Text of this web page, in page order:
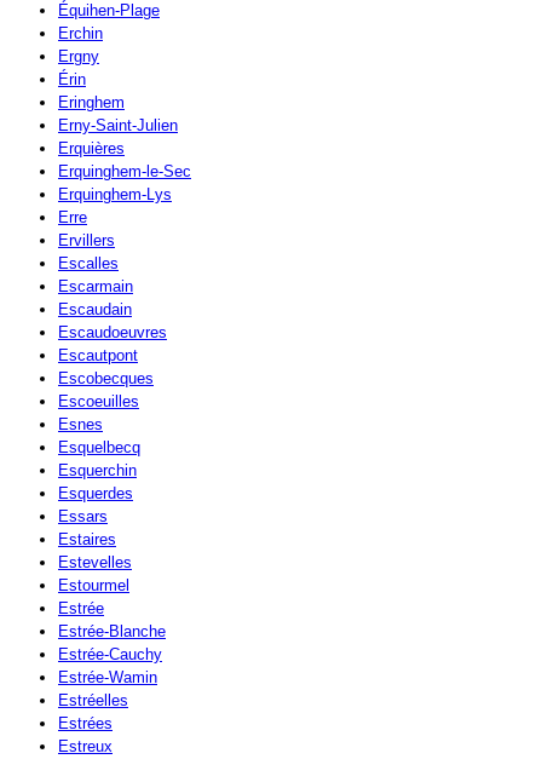
Équihen-Plage
Erchin
Ergny
Érin
Eringhem
Erny-Saint-Julien
Erquières
Erquinghem-le-Sec
Erquinghem-Lys
Erre
Ervillers
Escalles
Escarmain
Escaudain
Escaudoeuvres
Escautpont
Escobecques
Escoeuilles
Esnes
Esquelbecq
Esquerchin
Esquerdes
Essars
Estaires
Estevelles
Estourmel
Estrée
Estrée-Blanche
Estrée-Cauchy
Estrée-Wamin
Estréelles
Estrées
Estreux